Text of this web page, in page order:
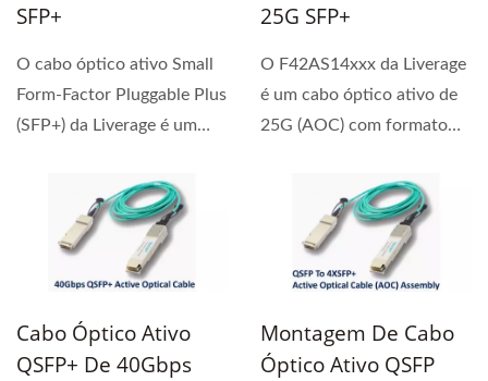
SFP+
O cabo óptico ativo Small
Form-Factor Pluggable Plus
(SFP+) da Liverage é um
25G SFP+
O F42AS14xxx da Liverage
é um cabo óptico ativo de
25G (AOC) com formato
Cabo Óptico Ativo
QSFP+ De 40Gbps
Montagem De Cabo
Óptico Ativo QSFP